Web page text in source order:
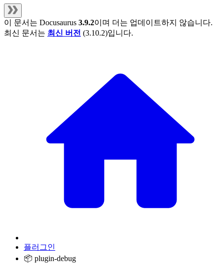
이 문서는 Docusaurus 3.9.2이며 더는 업데이트하지 않습니다.
최신 문서는 최신 버전 (3.10.2)입니다.
플러그인
📦 plugin-debug